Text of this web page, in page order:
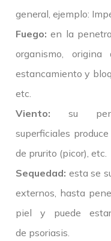
general, ejemplo:
Fuego: en la
organismo, origina
estancamiento y
etc.
Viento: su
superficiales
de prurito (picor), etc.
Sequedad: esta se
externos, hasta
piel y puede
de psoriasis.